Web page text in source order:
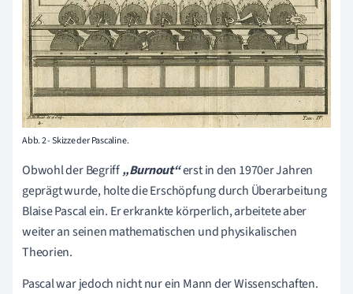
Abb. 2 - Skizze der Pascaline.
Obwohl der Begriff„Burnout“erst in den 1970er Jahren
geprägt wurde, holte die Erschöpfung durch Überarbeitung
Blaise Pascal ein. Er erkrankte körperlich, arbeitete aber
weiter an seinen mathematischen und physikalischen
Theorien.
Pascal war jedoch nicht nur ein Mann der Wissenschaften.